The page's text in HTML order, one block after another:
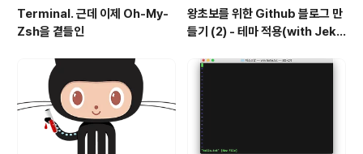
Terminal. 근데 이제 Oh-My-
Zsh을 곁들인
왕초보를 위한 Github 블로그 만
들기 (2) - 테마 적용(with Jekyl